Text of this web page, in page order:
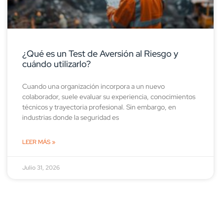
¿Qué es un Test de Aversión al Riesgo y
cuándo utilizarlo?
Cuando una organización incorpora a un nuevo
colaborador, suele evaluar su experiencia, conocimientos
técnicos y trayectoria profesional. Sin embargo, en
industrias donde la seguridad es
LEER MÁS »
Julio 31, 2026